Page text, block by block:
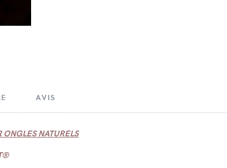
AVIS
ONGLES NATURELS